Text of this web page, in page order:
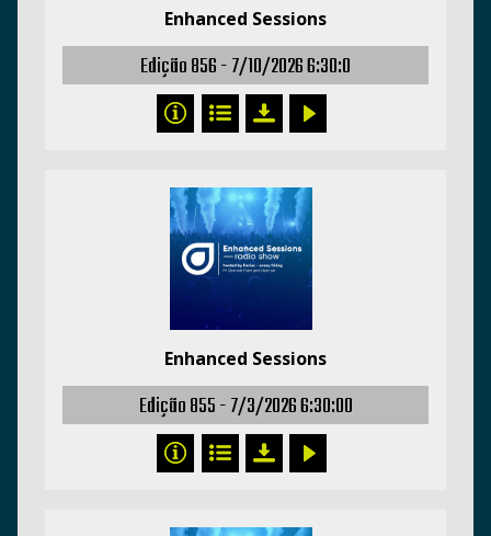
Enhanced Sessions
Edição 856 -7/10/2026 6:30:0
Enhanced Sessions
Edição 855 -7/3/2026 6:30:00